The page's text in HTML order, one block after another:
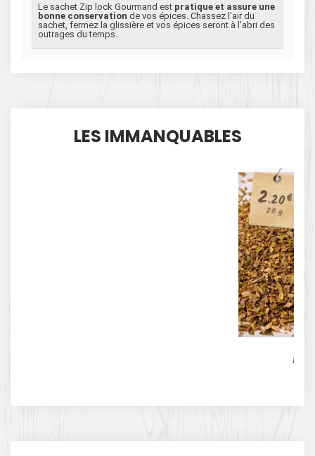
Le sachet Zip lock Gourmand est pratique et assure une
bonne conservation de vos épices. Chassez l’air du
sachet, fermez la glissière et vos épices seront à l’abri des
outrages du temps.
LES IMMANQUABLES
2.20€
20 g